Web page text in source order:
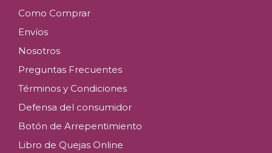
Como Comprar
Envíos
Nosotros
Preguntas Frecuentes
Términos y Condiciones
Defensa del consumidor
Botón de Arrepentimiento
Libro de Quejas Online